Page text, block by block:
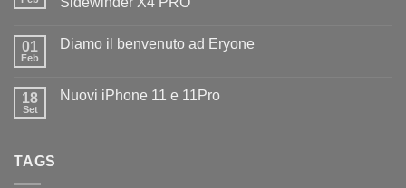
benvenuto
su
la
nuovissima
01
Feb
Diamo il benvenuto ad Eryone
Diamo
18
Set
Nuovi iPhone 11 e 11Pro
TAGS